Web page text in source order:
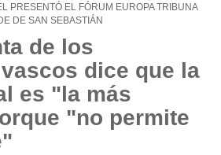
PRESENTÓ EL FÓRUM EUROPA TRIBUNA
DE SAN SEBASTIÁN
de los
dice que la
es "la más
"no permite